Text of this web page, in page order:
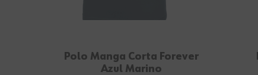
Polo Manga Corta Forever
Azul Marino